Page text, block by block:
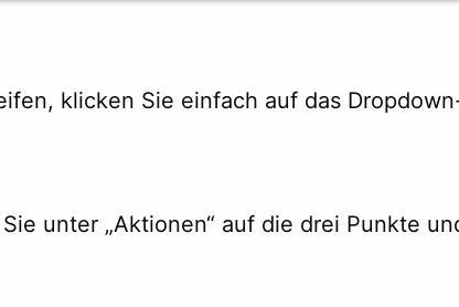
klicken Sie einfach auf das
unter „Aktionen“ auf die drei Punkte